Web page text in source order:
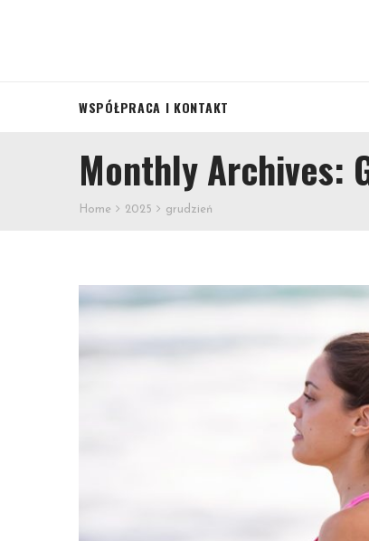
WSPÓŁPRACA I KONTAKT
Monthly Archives:
Home 2025 grudzień